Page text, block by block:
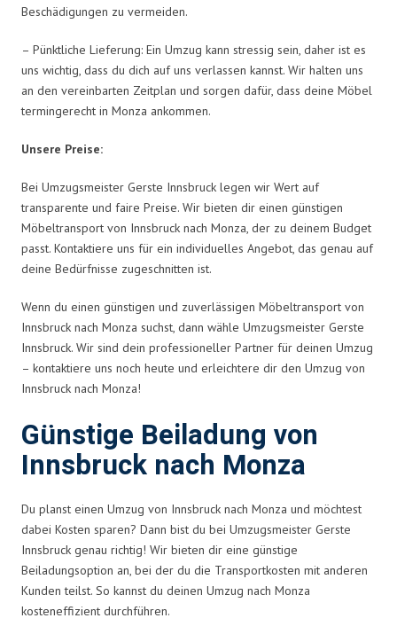
Beschädigungen zu vermeiden.
– Pünktliche Lieferung: Ein Umzug kann stressig sein, daher ist es
uns wichtig, dass du dich auf uns verlassen kannst. Wir halten uns
an den vereinbarten Zeitplan und sorgen dafür, dass deine Möbel
termingerecht in Monza ankommen.
Unsere Preise:
Bei Umzugsmeister Gerste Innsbruck legen wir Wert auf
transparente und faire Preise. Wir bieten dir einen günstigen
Möbeltransport von Innsbruck nach Monza, der zu deinem Budget
passt. Kontaktiere uns für ein individuelles Angebot, das genau auf
deine Bedürfnisse zugeschnitten ist.
Wenn du einen günstigen und zuverlässigen Möbeltransport von
Innsbruck nach Monza suchst, dann wähle Umzugsmeister Gerste
Innsbruck. Wir sind dein professioneller Partner für deinen Umzug
– kontaktiere uns noch heute und erleichtere dir den Umzug von
Innsbruck nach Monza!
Günstige Beiladung von
Innsbruck nach Monza
Du planst einen Umzug von Innsbruck nach Monza und möchtest
dabei Kosten sparen? Dann bist du bei Umzugsmeister Gerste
Innsbruck genau richtig! Wir bieten dir eine günstige
Beiladungsoption an, bei der du die Transportkosten mit anderen
Kunden teilst. So kannst du deinen Umzug nach Monza
kosteneffizient durchführen.